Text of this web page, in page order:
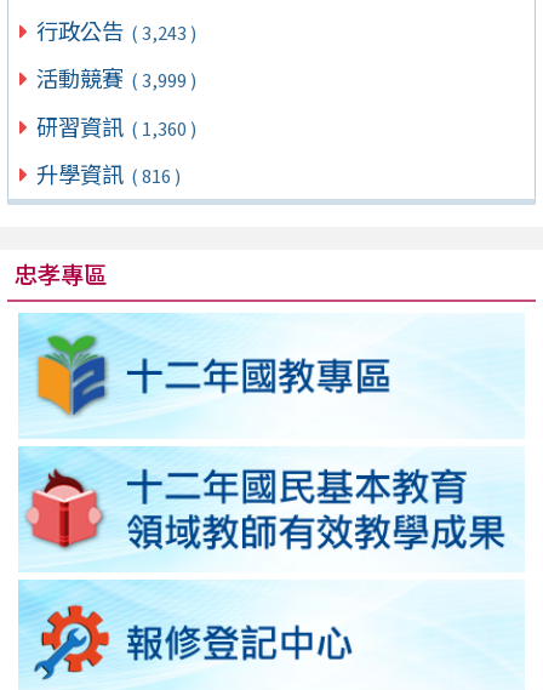
行政公告 ( 3,243 )
活動競賽 ( 3,999 )
研習資訊 ( 1,360 )
升學資訊 ( 816 )
忠孝專區